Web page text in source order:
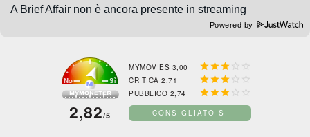
Powered by
2,82/5
MYMOVIES 3,00   
CRITICA 2,71   
PUBBLICO 2,74   
CONSIGLIATO SÌ